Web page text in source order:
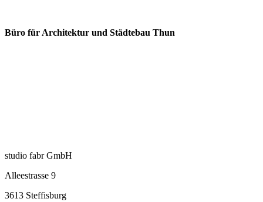
Büro für Architektur und Städtebau Thun
studio fabr GmbH
Alleestrasse 9
3613 Steffisburg